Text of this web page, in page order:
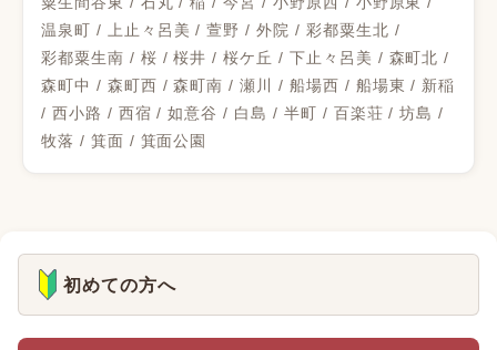
温泉町 / 上止々呂美 / 萱野 / 外院 / 彩都粟生北 /
彩都粟生南 / 桜 / 桜井 / 桜ケ丘 / 下止々呂美 / 森町北 /
森町中 / 森町西 / 森町南 / 瀬川 / 船場西 / 船場東 / 新稲
/ 西小路 / 西宿 / 如意谷 / 白島 / 半町 / 百楽荘 / 坊島 /
牧落 / 箕面 / 箕面公園
初めての方へ